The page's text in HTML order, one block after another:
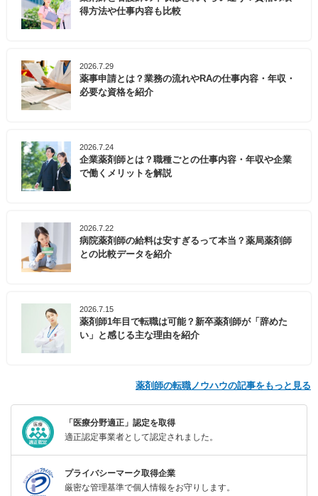
得方法や仕事内容も比較
2026.7.29
薬事申請とは？業務の流れやRAの仕事内容・年収・
必要な資格を紹介
2026.7.24
企業薬剤師とは？職種ごとの仕事内容・年収や企業
で働くメリットを解説
2026.7.22
病院薬剤師の給料は安すぎるって本当？薬局薬剤師
との比較データを紹介
2026.7.15
薬剤師1年目で転職は可能？新卒薬剤師が「辞めた
い」と感じる主な理由を紹介
薬剤師の転職ノウハウの記事をもっと見る
「医療分野適正」認定を取得
適正認定事業者として認定されました。
プライバシーマーク取得企業
厳密な管理基準で個人情報をお守りします。